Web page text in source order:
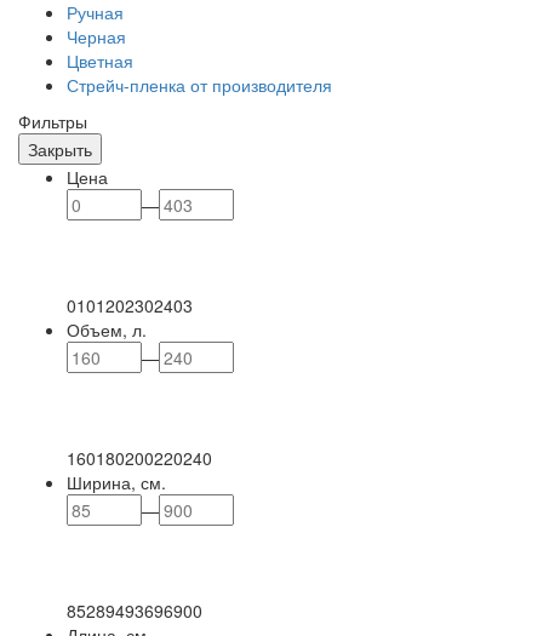
Ручная
Черная
Цветная
Стрейч-пленка от производителя
Фильтры
Закрыть
Цена
—
0101202302403
Объем, л.
—
160180200220240
Ширина, см.
—
85289493696900